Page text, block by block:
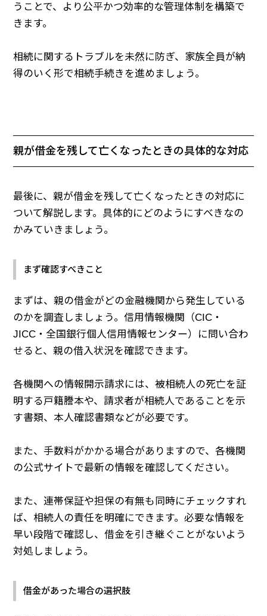
うことで、より公平かつ効率的な管理体制を構築で
きます。
相続に関するトラブルを未然に防ぎ、家族全員が納
得のいく形で相続手続きを進めましょう。
親が借金を残して亡くなったときの具体的な対応
最後に、親が借金を残して亡くなったときの対応に
ついて解説します。具体的にどのようにすべきなの
かみていきましょう。
まず確認すべきこと
まずは、親の借金がどの金融機関から発生している
のかを調査しましょう。信用情報機関（CIC・
JICC・全国銀行個人信用情報センター）に問い合わ
せると、親の借入状況を確認できます。
各機関への情報開示請求には、被相続人の死亡を証
明する戸籍謄本や、請求者が相続人であることを示
す書類、本人確認書類などが必要です。
また、手数料がかかる場合がありますので、各機関
の公式サイトで最新の情報を確認してください。
また、連帯保証や担保の有無も同時にチェックすれ
ば、相続人の責任を明確にできます。必要な情報を
早い段階で確認し、借金を引き継ぐことがないよう
対処しましょう。
借金があった場合の選択肢